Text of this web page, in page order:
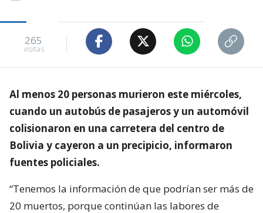
265
visitas
Al menos 20 personas murieron este miércoles,
cuando un autobús de pasajeros y un automóvil
colisionaron en una carretera del centro de
Bolivia y cayeron a un precipicio, informaron
fuentes policiales.
“Tenemos la información de que podrían ser más de
20 muertos, porque continúan las labores de